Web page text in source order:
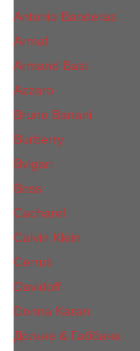
Antonio Banderas
Armaf
Armand Basi
Azzaro
Bruno Banani
Burberry
Bvlgari
Boss
Cacharel
Calvin Klein
Cerruti
Davidoff
Donna Karan
Дольче & Габбана